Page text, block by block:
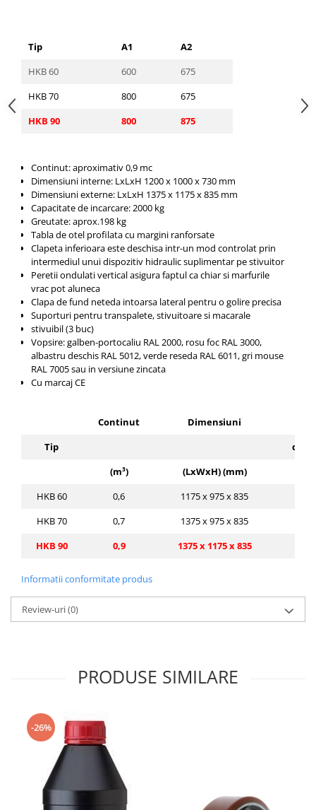
Tip A1
A2
HKB 60
600
675
HKB 70
800
675
HKB 90
800 875
Continut: aproximativ 0,9 mc
Dimensiuni interne: LxLxH 1200 x 1000 x 730 mm
Dimensiuni externe: LxLxH 1375 x 1175 x 835 mm
Capacitate de incarcare: 2000 kg
Greutate: aprox.198 kg
Tabla de otel profilata cu margini ranforsate
Clapeta inferioara este deschisa intr-un mod controlat prin
intermediul unui dispozitiv hidraulic suplimentar pe stivuitor
Peretii ondulati vertical asigura faptul ca chiar si marfurile
vrac pot aluneca
Clapa de fund neteda intoarsa lateral pentru o golire precisa
Suporturi pentru transpalete, stivuitoare si macarale
stivuibil (3 buc)
Vopsire: galben-portocaliu RAL 2000, rosu foc RAL 3000,
albastru deschis RAL 5012, verde reseda RAL 6011, gri mouse
RAL 7005 sau in versiune zincata
Cu marcaj CE
Continut Dimensiuni
Tip
de
(m³)
(LxWxH) (mm)
HKB 60
0,6 1175 x 975 x 835
HKB 70
0,7 1375 x 975 x 835
HKB 90
0,9 1375 x 1175 x 835
Informatii conformitate produs
Review-uri(0)
PRODUSE SIMILARE
-26%